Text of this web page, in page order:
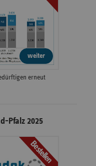
weiter
erneut
Pfalz 2025
Bestellen